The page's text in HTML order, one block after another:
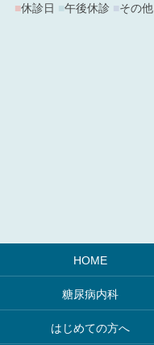
■休診日 ■午後休診 その他
HOME
糖尿病内科
はじめての方へ